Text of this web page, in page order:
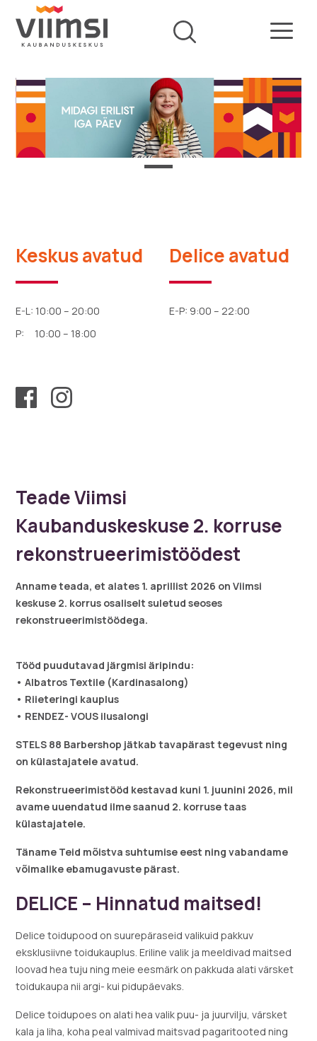
Keskus avatud
E-L: 10:00 – 20:00
P: 10:00 – 18:00
Delice avatud
E-P: 9:00 – 22:00
Teade Viimsi
Kaubanduskeskuse 2. korruse
rekonstrueerimistöödest
Anname teada, et alates 1. aprillist 2026 on Viimsi
keskuse 2. korrus osaliselt suletud seoses
rekonstrueerimistöödega.
Tööd puudutavad järgmisi äripindu:
• Albatros Textile (Kardinasalong)
• Riieteringi kauplus
• RENDEZ- VOUS ilusalongi
STELS 88 Barbershop jätkab tavapärast tegevust ning
on külastajatele avatud.
Rekonstrueerimistööd kestavad kuni 1. juunini 2026, mil
avame uuendatud ilme saanud 2. korruse taas
külastajatele.
Täname Teid mõistva suhtumise eest ning vabandame
võimalike ebamugavuste pärast.
DELICE – Hinnatud maitsed!
Delice toidupood on suurepäraseid valikuid pakkuv
eksklusiivne toidukauplus. Eriline valik ja meeldivad maitsed
loovad hea tuju ning meie eesmärk on pakkuda alati värsket
toidukaupa nii argi- kui pidupäevaks.
Delice toidupoes on alati hea valik puu- ja juurvilju, värsket
kala ja liha, koha peal valmivad maitsvad pagaritooted ning